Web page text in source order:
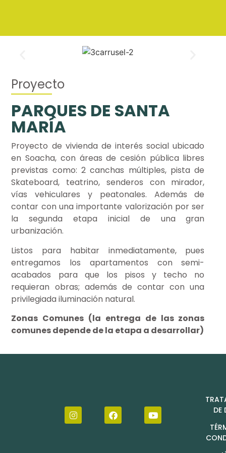
Proyecto
PARQUES DE SANTA
MARÍA
Proyecto de vivienda de interés social ubicado
en Soacha, con áreas de cesión pública libres
previstas como: 2 canchas múltiples, pista de
Skateboard, teatrino, senderos con mirador,
vías vehiculares y peatonales. Además de
contar con una importante valorización por ser
la segunda etapa inicial de una gran
urbanización.
Listos para habitar inmediatamente, pues
entregamos los apartamentos con semi-
acabados para que los pisos y techo no
requieran obras; además de contar con una
privilegiada iluminación natural.
Zonas Comunes (la entrega de las zonas
comunes depende de la etapa a desarrollar)
DE